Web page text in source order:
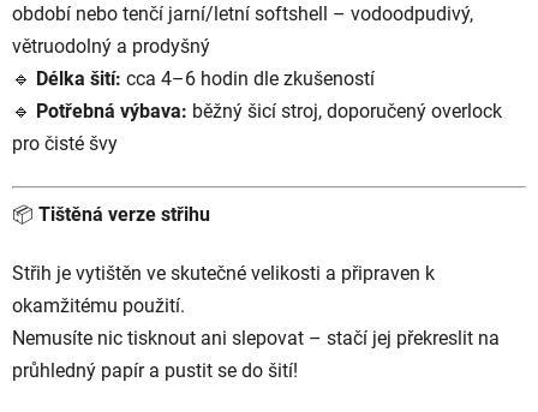
období nebo tenčí jarní/letní softshell – vodoodpudivý,
větruodolný a prodyšný
🔹 Délka šití: cca 4–6 hodin dle zkušeností
🔹 Potřebná výbava: běžný šicí stroj, doporučený overlock
pro čisté švy
📦 Tištěná verze střihu
Střih je vytištěn ve skutečné velikosti a připraven k
okamžitému použití.
Nemusíte nic tisknout ani slepovat – stačí jej překreslit na
průhledný papír a pustit se do šití!